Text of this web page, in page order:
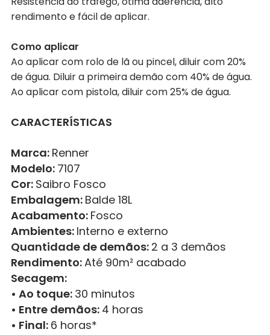
rendimento e fácil de aplicar.
Como aplicar
Ao aplicar com rolo de lã ou pincel, diluir com 20%
de água. Diluir a primeira demão com 40% de água.
Ao aplicar com pistola, diluir com 25% de água.
CARACTERÍSTICAS
Marca: Renner
Modelo: 7107
Cor: Saibro Fosco
Embalagem: Balde 18L
Acabamento: Fosco
Ambientes: Interno e externo
Quantidade de demãos: 2 a 3 demãos
Rendimento:Até 90m² acabado
Secagem:
• Ao toque: 30 minutos
• Entre demãos: 4 horas
• Final: 6 horas*